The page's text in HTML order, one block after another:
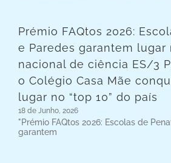
Prémio FAQtos 2026:
e Paredes garantem lugar
nacional de ciência ES/3
o Colégio Casa Mãe
lugar no “top 10” do país
18 de Junho, 2026
"Prémio FAQtos 2026: Escolas de
garantem